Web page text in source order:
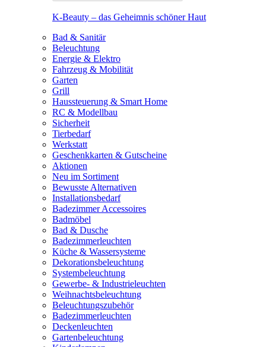
K-Beauty – das Geheimnis schöner Haut
Bad & Sanitär
Beleuchtung
Energie & Elektro
Fahrzeug & Mobilität
Garten
Grill
Haussteuerung & Smart Home
RC & Modellbau
Sicherheit
Tierbedarf
Werkstatt
Geschenkkarten & Gutscheine
Aktionen
Neu im Sortiment
Bewusste Alternativen
Installationsbedarf
Badezimmer Accessoires
Badmöbel
Bad & Dusche
Badezimmerleuchten
Küche & Wassersysteme
Dekorationsbeleuchtung
Systembeleuchtung
Gewerbe- & Industrieleuchten
Weihnachtsbeleuchtung
Beleuchtungszubehör
Badezimmerleuchten
Deckenleuchten
Gartenbeleuchtung